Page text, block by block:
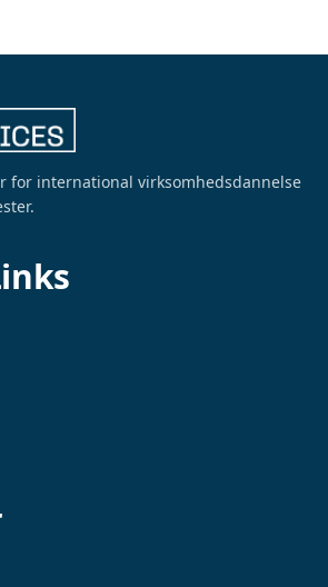
for international virksomhedsdannelse